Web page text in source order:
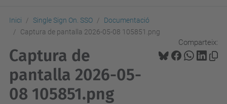
Inici Single Sign On. SSO
Documentació
Captura de pantalla 2026-05-08 105851.png
Comparteix:
Captura de
pantalla 2026-05-
08 105851.png